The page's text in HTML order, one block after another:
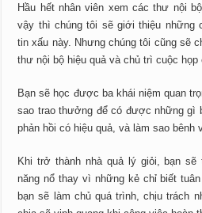
Hầu hết nhân viên xem các thư nội
vậy thì chúng tôi sẽ giới thiệu những
tin xấu này. Nhưng chúng tôi cũng sẽ
thư nội bộ hiệu quả và chủ trì cuộc họp
Bạn sẽ học được ba khái niệm quan
sao trao thưởng để có được những gì
phản hồi có hiệu quả, và làm sao bênh
Khi trở thành nhà quả lý giỏi, bạn
năng nổ thay vì những kẻ chỉ biết
bạn sẽ làm chủ quá trình, chịu trách